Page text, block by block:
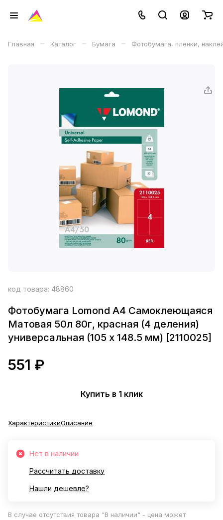
Главная – Каталог – Бумага – Фотобумага, пленки,
код товара: 48860
Фотобумага Lomond A4 Самоклеющаяся
Матовая 50л 80г, красная (4 деления)
универсальная (105 x 148.5 мм) [2110025]
551 ₽
Купить в 1 клик
ХарактеристикиОписание
Нет в наличии
Рассчитать доставку
Нашли дешевле?
В случае отсутствия товара "В наличии" - цена может